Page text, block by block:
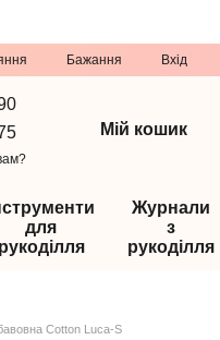
Бажання Вхід
Мій кошик
для
рукоділля
Журнали
з
рукоділля
Cotton Luca-S